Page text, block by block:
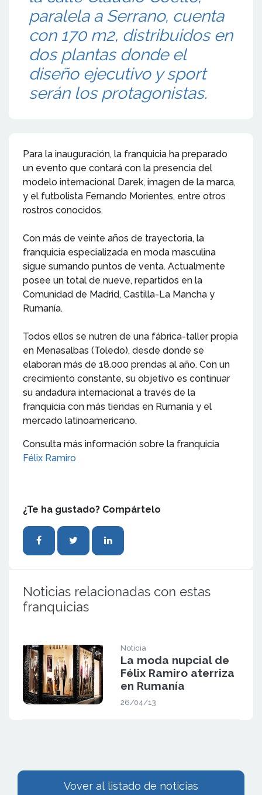
paralela a Serrano, cuenta
con 170 m2, distribuidos en
dos plantas donde el
diseño ejecutivo y sport
serán los protagonistas.
Para la inauguración, la franquicia ha preparado
un evento que contará con la presencia del
modelo internacional Darek, imagen de la marca,
y el futbolista Fernando Morientes, entre otros
rostros conocidos.
Con más de veinte años de trayectoria, la
franquicia especializada en moda masculina
sigue sumando puntos de venta. Actualmente
posee un total de nueve, repartidos en la
Comunidad de Madrid, Castilla-La Mancha y
Rumanía.
Todos ellos se nutren de una fábrica-taller propia
en Menasalbas (Toledo), desde donde se
elaboran más de 18.000 prendas al año. Con un
crecimiento constante, su objetivo es continuar
su andadura internacional a través de la
franquicia con más tiendas en Rumanía y el
mercado latinoamericano.
Consulta más información sobre la franquicia
Félix Ramiro
¿Te ha gustado? Compártelo
Noticias relacionadas con estas
franquicias
Noticia
La moda nupcial de
Félix Ramiro aterriza
en Rumanía
26/04/13
Vover al listado de noticias